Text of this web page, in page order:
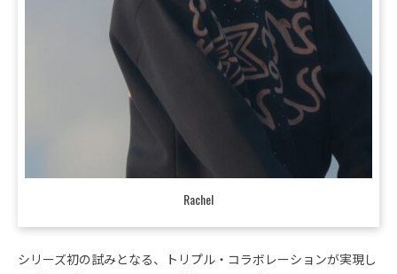
Rachel
シリーズ初の試みとなる、トリプル・コラボレーションが実現し